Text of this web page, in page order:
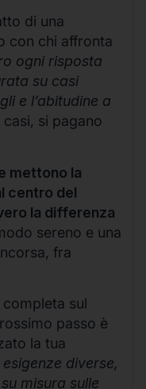
di una
con chi affronta
ogni risposta
su casi
e l’abitudine a
si pagano
mettono la
centro del
la differenza
sereno e una
fra
sul
passo è
la tua
diverse,
misura sulle